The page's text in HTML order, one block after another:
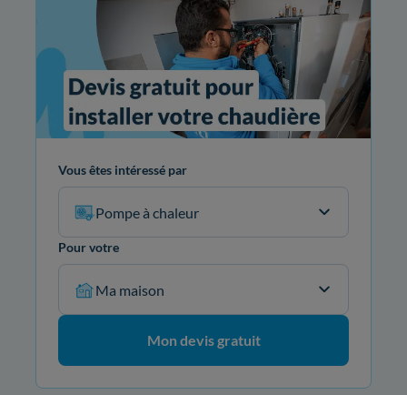
Vous êtes intéressé par
Pompe à chaleur
Pour votre
Ma maison
Mon devis gratuit